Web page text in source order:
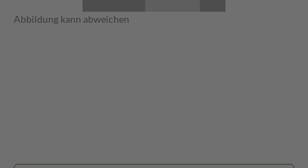
Abbildung kann abweichen